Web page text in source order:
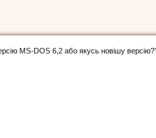
МS-DOS 6,2 або якусь новішу